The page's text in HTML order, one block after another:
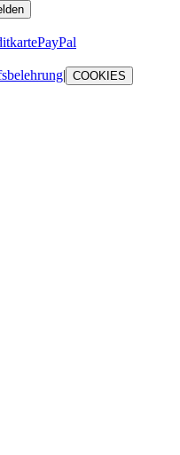
PayPal
| COOKIES